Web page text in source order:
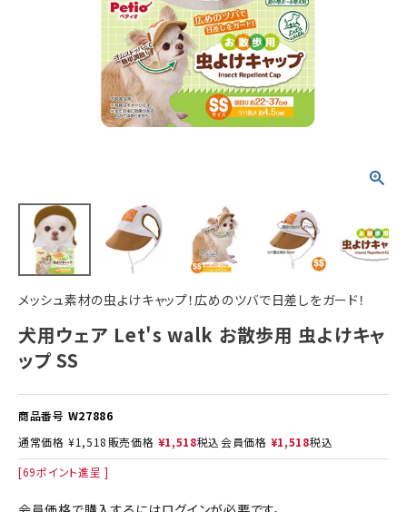
person 新規会員登録
メッシュ素材の虫よけキャップ！広めのツバで日差しをガード！
犬用ウェア Let's walk お散歩用 虫よけキャ
ップ SS
商品番号 W27886
通常価格 ¥1,518 販売価格 ¥1,518税込会員価格 ¥1,518税込
[69ポイント進呈 ]